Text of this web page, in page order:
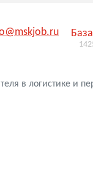
в логистике и